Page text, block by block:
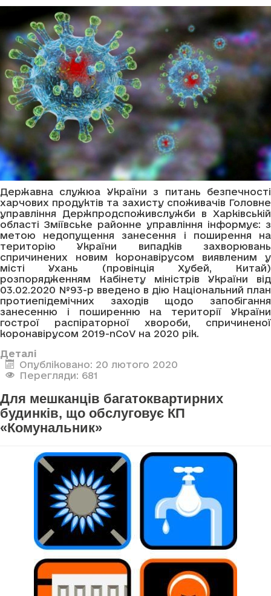
Державна служюа України з питань безпечності
харчових продуктів та захисту споживачів Головне
управління Держпродспоживслужби в Харківській
області Зміївське районне управління інформує: з
метою недопущення занесення і поширення на
територію України випадків захворювань
спричинених новим коронавірусом виявленим у
місті Ухань (провінція Хубей, Китай)
розпорядженням Кабінету міністрів України від
03.02.2020 №93-р введено в дію Національний план
протиепідемічних заходів щодо запобігання
занесенню і поширенню на території України
гострої распіраторної хвороби, спричиненої
коронавірусом 2019-nCoV на 2020 рік.
Деталі
Опубліковано: 20 лютого 2020
Перегляди: 681
Для мешканців багатоквартирних
будинків, що обслуговує КП
«Комунальник»